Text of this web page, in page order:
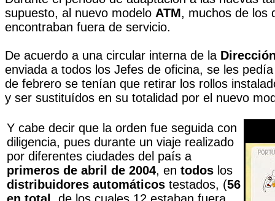
supuesto, al nuevo modelo ATM, muchos de los
encontraban fuera de servicio.
De acuerdo a una circular interna de la
enviada a todos los Jefes de oficina, se les
de febrero se tenían que retirar los rollos
y ser sustituídos en su totalidad por el nuevo
Y cabe decir que la orden fue seguida con
diligencia, pues durante un viaje realizado
por diferentes ciudades del país a
primeros de abril de 2004, en todos los
distribuidores automáticos testados, (56